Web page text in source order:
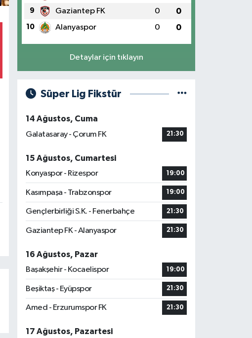
9 Gaziantep FK 0 0
10 Alanyaspor 0 0
Detaylar için tıklayın
Süper Lig Fikstür
14 Ağustos, Cuma
Galatasaray - Çorum FK
21:30
15 Ağustos, Cumartesi
Konyaspor - Rizespor
19:00
Kasımpaşa - Trabzonspor 19:00
Gençlerbirliği S.K. - Fenerbahçe 21:30
Gaziantep FK - Alanyaspor 21:30
16 Ağustos, Pazar
Başakşehir - Kocaelispor
19:00
Beşiktaş - Eyüpspor 21:30
Amed - Erzurumspor FK 21:30
17 Ağustos, Pazartesi